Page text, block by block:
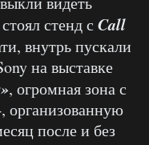
стенд с Call
внутрь пускали
на выставке
, огромная зона с
организованную
после и без